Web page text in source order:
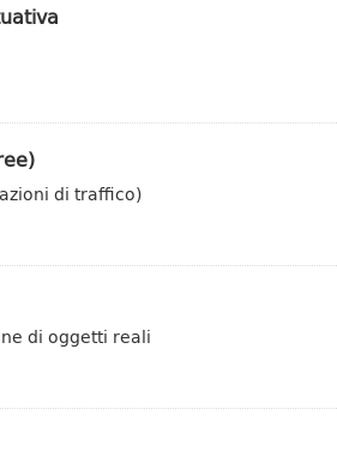
di traffico)
di oggetti reali